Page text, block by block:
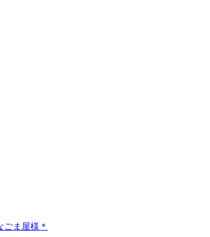
ごま屋様＊